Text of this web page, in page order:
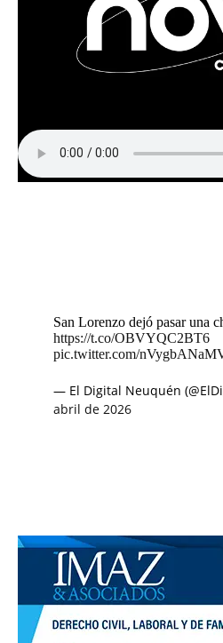
San Lorenzo dejó pasar una
https://t.co/OBVYQC2BT6
pic.twitter.com/
— El Digital Neuquén
abril de 2026